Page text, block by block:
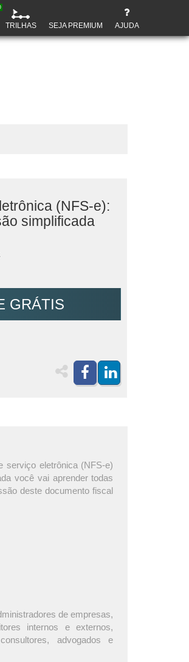
TRILHAS SEJA PREMIUM AJUDA
(NFS-e):
simplificada
GRÁTIS
serviço eletrônica (NFS-e)
você vai aprender todas
deste documento fiscal
de empresas,
internos e externos,
advogados e